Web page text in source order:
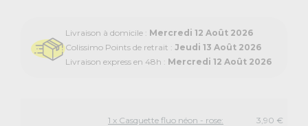
Livraison à domicile : Mercredi 12 Août 2026
Colissimo Points de retrait : Jeudi 13 Août 2026
Livraison express en 48h : Mercredi 12 Août 2026
1 x Casquette fluo néon - rose:
3,90 €